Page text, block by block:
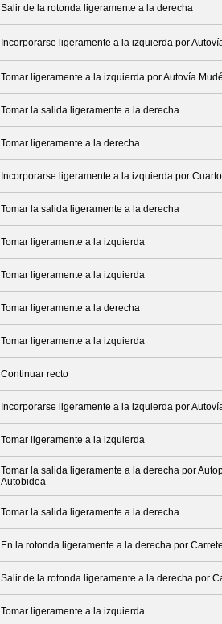
Salir de la rotonda ligeramente a la derecha
Incorporarse ligeramente a la izquierda por
Tomar ligeramente a la izquierda por Autovía
Tomar la salida ligeramente a la derecha
Tomar ligeramente a la derecha
Incorporarse ligeramente a la izquierda por
Tomar la salida ligeramente a la derecha
Tomar ligeramente a la izquierda
Tomar ligeramente a la izquierda
Tomar ligeramente a la derecha
Tomar ligeramente a la izquierda
Continuar recto
Incorporarse ligeramente a la izquierda por
Tomar ligeramente a la izquierda
Tomar la salida ligeramente a la derecha por
Autobidea
Tomar la salida ligeramente a la derecha
En la rotonda ligeramente a la derecha por
Salir de la rotonda ligeramente a la derecha por
Tomar ligeramente a la izquierda